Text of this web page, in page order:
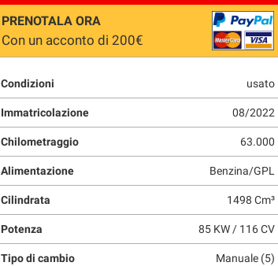
PRENOTALA ORA
Con un acconto di 200€
Condizioni usato
Immatricolazione 08/2022
Chilometraggio 63.000
Alimentazione Benzina/GPL
Cilindrata 1498 Cm³
Potenza 85 KW / 116 CV
Tipo di cambio Manuale (5)